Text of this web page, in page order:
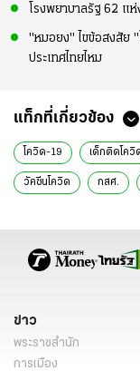
โรงพยาบาลรัฐ 62 แ
"หมอยง" ไขข้อสงสัย
ประเทศไทยไหม
แท็กที่เกี่ยวข้อง
โควิด-19 เด็กติดโควิ
วัคซีนโควิด กสศ.
ข่าว
พระราชสำนัก
การเมือง